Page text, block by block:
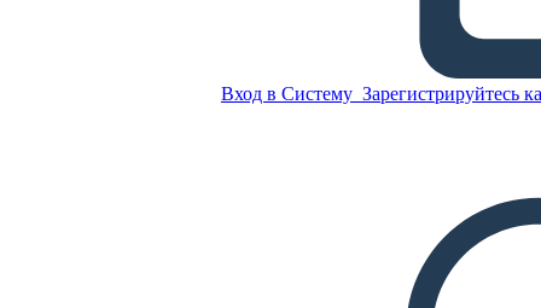
Вход в Систему Зарегистрируйтесь